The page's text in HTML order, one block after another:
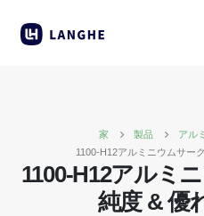
家 製品
アル
1100-H12アルミニウムサー
1100-H12アルミ
純度 & 優